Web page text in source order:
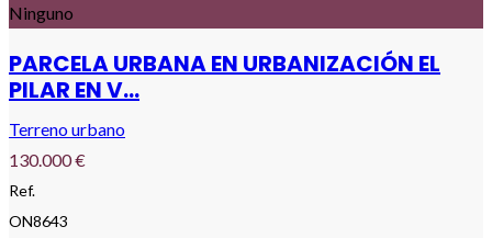
Ninguno
PARCELA URBANA EN URBANIZACIÓN EL
PILAR EN V...
Terreno urbano
130.000 €
Ref.
ON8643